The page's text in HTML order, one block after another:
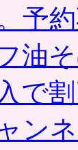
予
油
で
ン